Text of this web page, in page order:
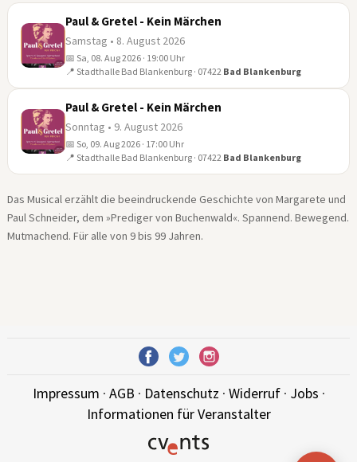
AUG
Paul & Gretel - Kein Märchen
Samstag • 8. August 2026
📅 Sa, 08. Aug 2026 · 19:00 Uhr
📍 Stadthalle Bad Blankenburg · 07422 Bad Blankenburg
AUG
Paul & Gretel - Kein Märchen
Sonntag • 9. August 2026
📅 So, 09. Aug 2026 · 17:00 Uhr
📍 Stadthalle Bad Blankenburg · 07422 Bad Blankenburg
Das Musical erzählt die beeindruckende Geschichte von Margarete und
Paul Schneider, dem »Prediger von Buchenwald«. Spannend. Bewegend.
Mutmachend. Für alle von 9 bis 99 Jahren.
Impressum · AGB · Datenschutz · Widerruf· Jobs ·
Informationen für Veranstalter